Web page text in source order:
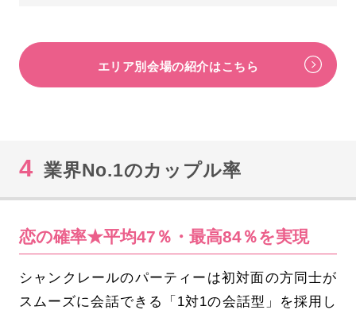
エリア別会場の紹介はこちら
4 業界No.1のカップル率
恋の確率★平均47％・最高84％を実現
シャンクレールのパーティーは初対面の方同士が
スムーズに会話できる「1対1の会話型」を採用し